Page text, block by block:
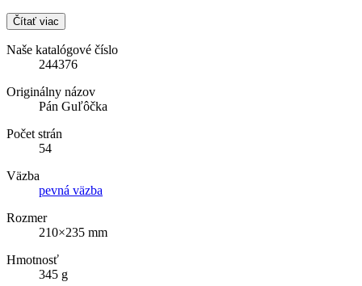
Čítať viac
Naše katalógové číslo
244376
Originálny názov
Pán Guľôčka
Počet strán
54
Väzba
pevná väzba
Rozmer
210×235 mm
Hmotnosť
345 g